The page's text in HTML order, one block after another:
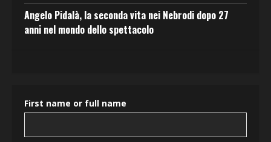
Angelo Pidalà, la seconda vita nei Nebrodi dopo 27
anni nel mondo dello spettacolo
First name or full name